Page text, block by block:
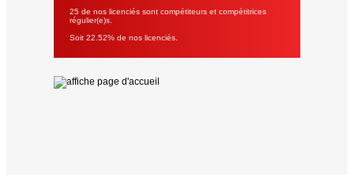
25 de nos licenciés sont compétiteurs et compétitrices
régulier(e)s.
Soit 22.52% de nos licenciés.